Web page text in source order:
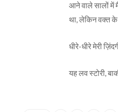
आने वाले सालों में
था, लेकिन वक्त के
धीरे-धीरे मेरी
यह लव स्टोरी,